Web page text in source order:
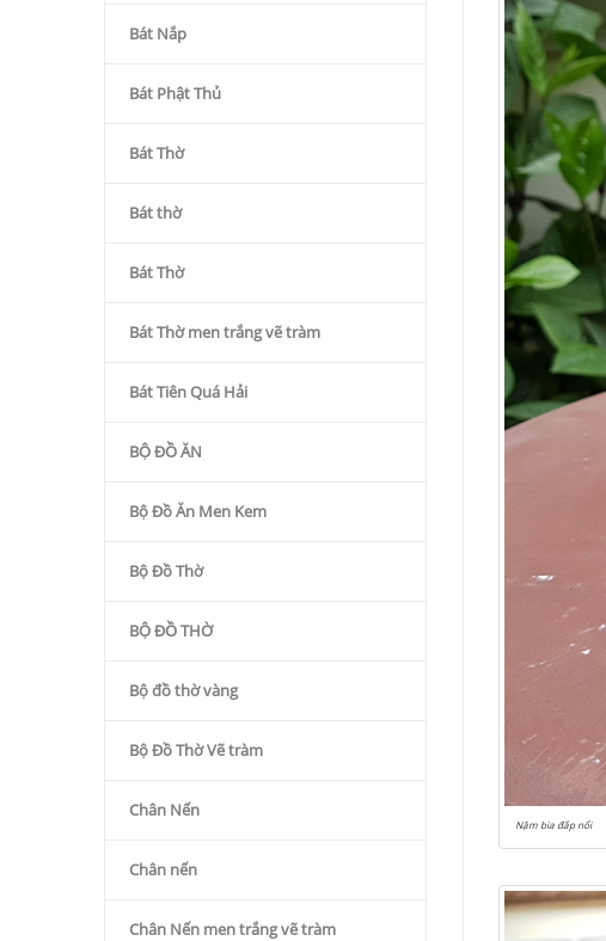
Bát Nắp
Bát Phật Thủ
Bát Thờ
Bát thờ
Bát Thờ
Bát Thờ men trắng vẽ tràm
Bát Tiên Quá Hải
BỘ ĐỒ ĂN
Bộ Đồ Ăn Men Kem
Bộ Đồ Thờ
BỘ ĐỒ THỜ
Bộ đồ thờ vàng
Bộ Đồ Thờ Vẽ tràm
Chân Nến
Chân nến
Chân Nến men trắng vẽ tràm
Nậm bia đắp nổi